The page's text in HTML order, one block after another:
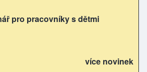
pro pracovníky s dětmi
více novinek